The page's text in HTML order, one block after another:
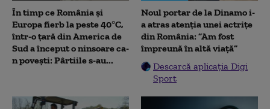
În timp ce România și
Europa fierb la peste 40°C,
într-o țară din America de
Sud a început o ninsoare ca-
n povești: Pârtiile s-au...
Noul portar de la Dinamo i-
a atras atenția unei actrițe
din România: ”Am fost
împreună în altă viață”
Descarcă aplicația Digi
Sport